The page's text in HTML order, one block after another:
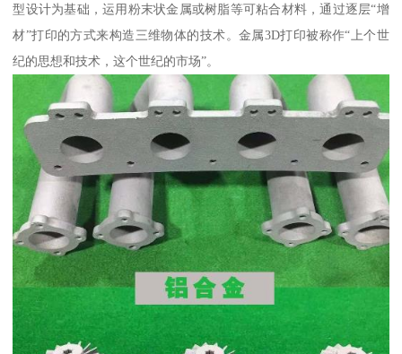
型设计为基础，运用粉末状金属或树脂等可粘合材料，通过逐层“增
材”打印的方式来构造三维物体的技术。金属3D打印被称作“上个世
纪的思想和技术，这个世纪的市场”。